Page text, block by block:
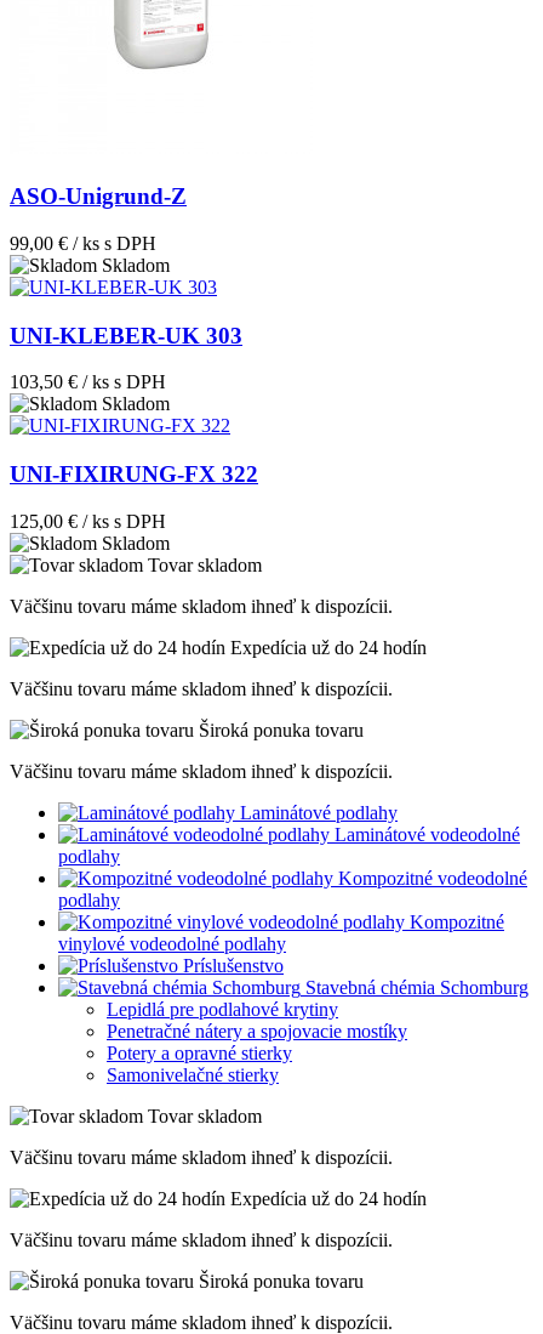
ASO-Unigrund-Z
99,00 € / ks s DPH
Skladom
UNI-KLEBER-UK 303
103,50 € / ks s DPH
Skladom
UNI-FIXIRUNG-FX 322
125,00 € / ks s DPH
Skladom
Tovar skladom
Väčšinu tovaru máme skladom ihneď k dispozícii.
Expedícia už do 24 hodín
Väčšinu tovaru máme skladom ihneď k dispozícii.
Široká ponuka tovaru
Väčšinu tovaru máme skladom ihneď k dispozícii.
Laminátové podlahy
Laminátové vodeodolné
podlahy
Kompozitné vodeodolné
podlahy
Kompozitné
vinylové vodeodolné podlahy
Príslušenstvo
Stavebná chémia Schomburg
Lepidlá pre podlahové krytiny
Penetračné nátery a spojovacie mostíky
Potery a opravné stierky
Samonivelačné stierky
Tovar skladom
Väčšinu tovaru máme skladom ihneď k dispozícii.
Expedícia už do 24 hodín
Väčšinu tovaru máme skladom ihneď k dispozícii.
Široká ponuka tovaru
Väčšinu tovaru máme skladom ihneď k dispozícii.